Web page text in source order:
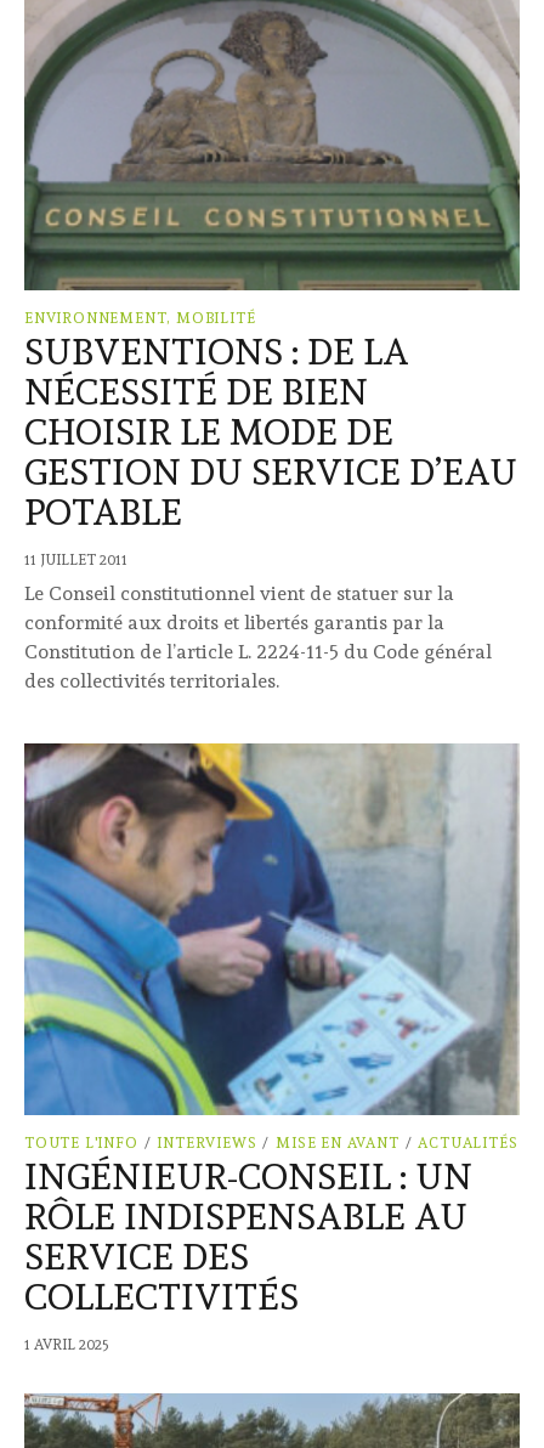
ENVIRONNEMENT, MOBILITÉ
SUBVENTIONS : DE LA
NÉCESSITÉ DE BIEN
CHOISIR LE MODE DE
GESTION DU SERVICE D’EAU
POTABLE
11 JUILLET 2011
Le Conseil constitutionnel vient de statuer sur la
conformité aux droits et libertés garantis par la
Constitution de l’article L. 2224-11-5 du Code général
des collectivités territoriales.
TOUTE L'INFO / INTERVIEWS / MISE EN AVANT / ACTUALITÉS
INGÉNIEUR-CONSEIL : UN
RÔLE INDISPENSABLE AU
SERVICE DES
COLLECTIVITÉS
1 AVRIL 2025